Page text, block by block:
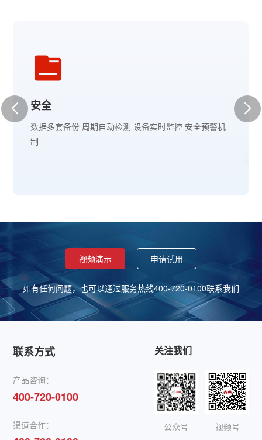
安全
数据多套备份 周期自动检测 设备实时监控 安全预警机
制
视频演示 申请试用
如有任何问题，也可以通过服务热线400-720-0100联系我们
联系方式
产品咨询：
400-720-0100
渠道合作：
关注我们
公众号 视频号